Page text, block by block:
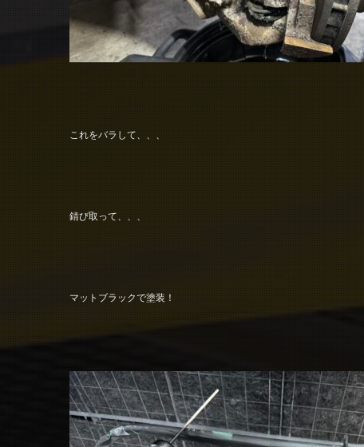
これをバラして、、、
錆び取って、、、
マットブラックで塗装！